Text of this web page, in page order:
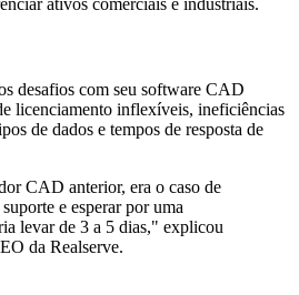
desafios com seu software CAD
licenciamento inflexíveis, ineficiências
de dados e tempos de resposta de
CAD anterior, era o caso de
e esperar por uma
levar de 3 a 5 dias," explicou
da Realserve.